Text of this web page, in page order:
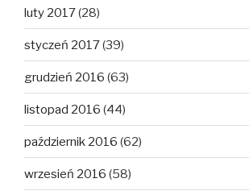
luty 2017(28)
styczeń 2017(39)
grudzień 2016 (63)
listopad 2016 (44)
październik 2016 (62)
wrzesień 2016 (58)